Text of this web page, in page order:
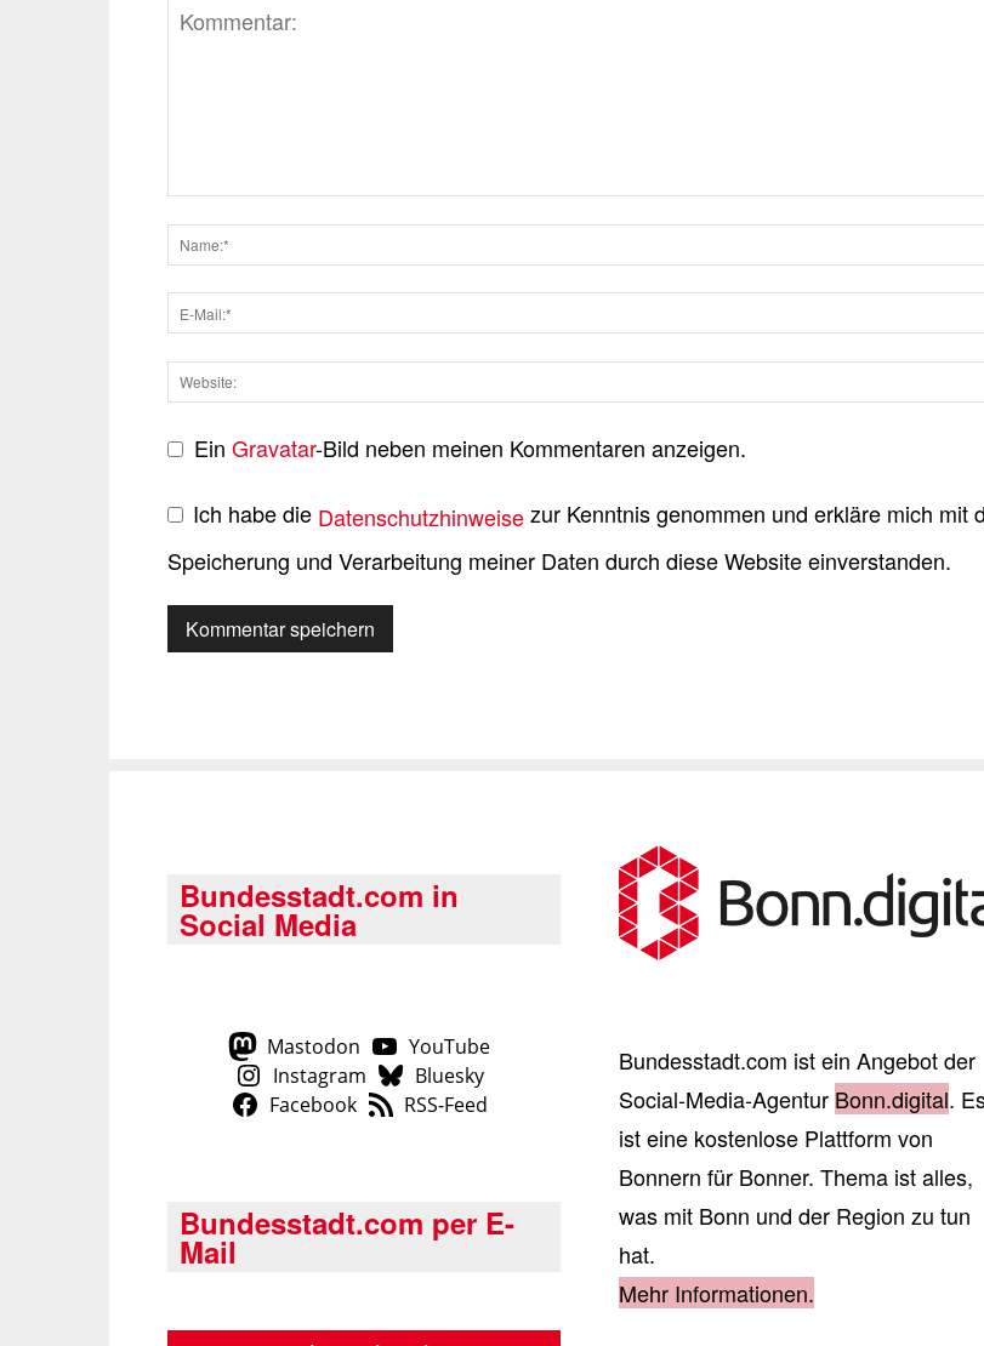
EinGravatar-Bild neben meinen Kommentaren anzeigen.
Ich habe die Datenschutzhinweisezur Kenntnis genommen und erkläre mich mit
Speicherung und Verarbeitung meiner Daten durch diese Website einverstanden.
Bundesstadt.com in
Social Media
Mastodon
YouTube
Instagram
Bluesky
Facebook
RSS-Feed
Bundesstadt.com per E-
Mail
Bundesstadt.com ist ein Angebot der
Social-Media-Agentur Bonn.digital.
ist eine kostenlose Plattform von
Bonnern für Bonner. Thema ist alles,
was mit Bonn und der Region zu tun
hat.
Mehr Informationen.